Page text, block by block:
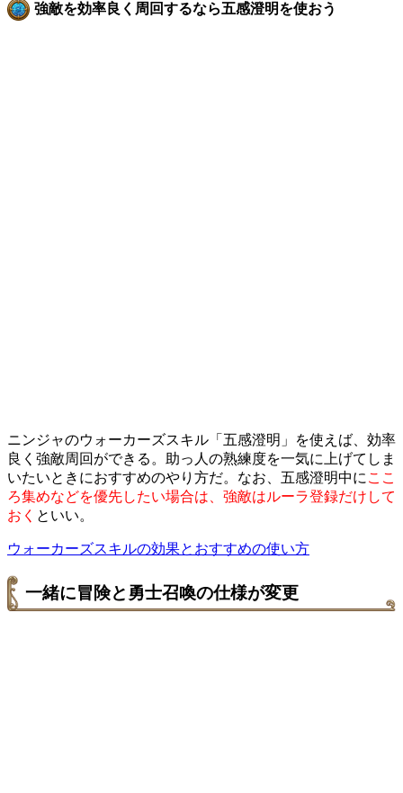
強敵を効率良く周回するなら五感澄明を使おう
ニンジャのウォーカーズスキル「五感澄明」を使えば、効率
良く強敵周回ができる。助っ人の熟練度を一気に上げてしま
いたいときにおすすめのやり方だ。なお、五感澄明中に ここ
ろ集めなどを優先したい場合は、強敵はルーラ登録だけして
おく といい。
ウォーカーズスキルの効果とおすすめの使い方
一緒に冒険と勇士召喚の仕様が変更